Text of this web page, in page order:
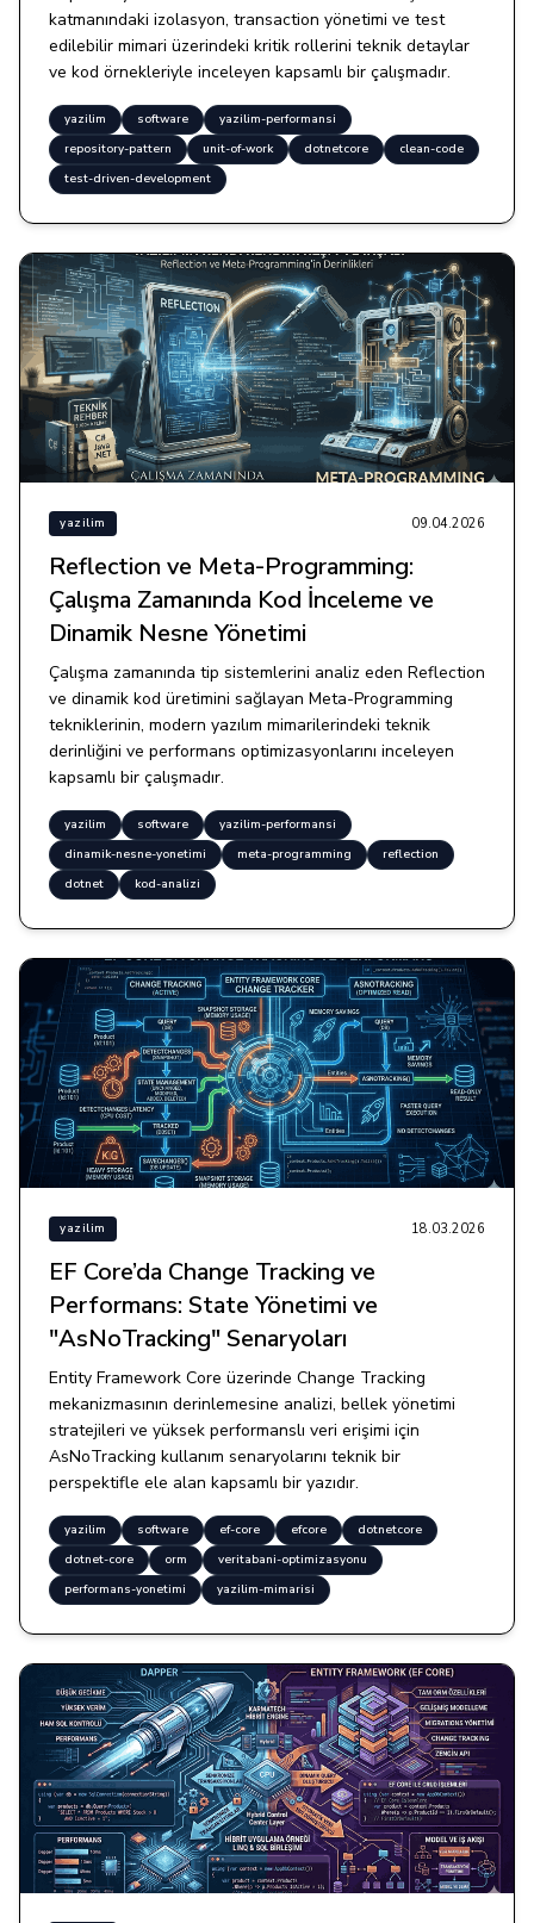
katmanındaki izolasyon, transaction yönetimi ve test
edilebilir mimari üzerindeki kritik rollerini teknik detaylar
ve kod örnekleriyle inceleyen kapsamlı bir çalışmadır.
yazilim software
yazilim-performansi
repository-pattern
unit-of-work dotnetcore
clean-code
test-driven-development
yazilim 09.04.2026
Reflection ve Meta-Programming:
Çalışma Zamanında Kod İnceleme ve
Dinamik Nesne Yönetimi
Çalışma zamanında tip sistemlerini analiz eden Reflection
ve dinamik kod üretimini sağlayan Meta-Programming
tekniklerinin, modern yazılım mimarilerindeki teknik
derinliğini ve performans optimizasyonlarını inceleyen
kapsamlı bir çalışmadır.
yazilim software
yazilim-performansi
dinamik-nesne-yonetimi
meta-programming
reflection
dotnet
kod-analizi
yazilim 18.03.2026
EF Core’da Change Tracking ve
Performans: State Yönetimi ve
"AsNoTracking" Senaryoları
Entity Framework Core üzerinde Change Tracking
mekanizmasının derinlemesine analizi, bellek yönetimi
stratejileri ve yüksek performanslı veri erişimi için
AsNoTracking kullanım senaryolarını teknik bir
perspektifle ele alan kapsamlı bir yazıdır.
yazilim software ef-core efcore
dotnetcore
dotnet-core
orm
veritabani-optimizasyonu
performans-yonetimi
yazilim-mimarisi